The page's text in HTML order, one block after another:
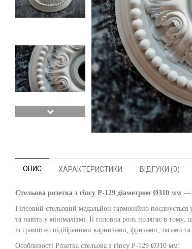
ОПИС ХАРАКТЕРИСТИКИ ВІДГУКИ (0)
Стельова розетка з гіпсу Р-129 діаметром Ø310 мм —
Гіпсовий стельовий медальйон гармонійно поєднується
та навіть у мінімалізмі. Її головна роль полягає в
із грамотно підібраними карнизами, фризами, тягами
Особливості Розетка стельова з гіпсу Р-129 Ø310 мм: